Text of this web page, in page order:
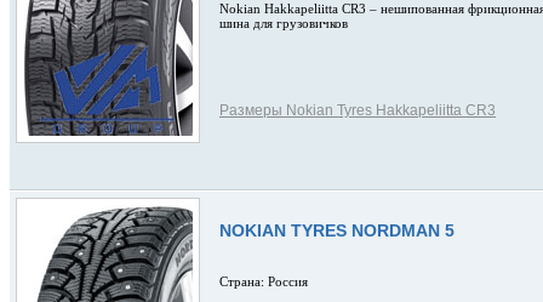
Nokian Hakkapeliitta CR3 – нешипованная
шина для грузовичков
Размеры Nokian Tyres Hakkapeliitta CR3
NOKIAN TYRES NORDMAN 5
Страна: Россия